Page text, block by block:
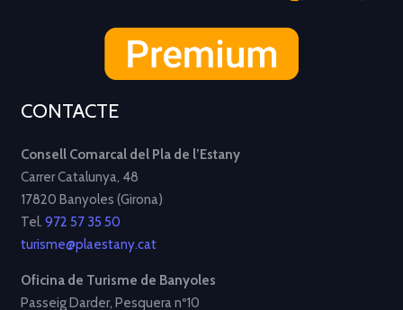
CONTACTE
Consell Comarcal del Pla de l’Estany
Carrer Catalunya, 48
17820 Banyoles (Girona)
Tel. 972 57 35 50
turisme@plaestany.cat
Oficina de Turisme de Banyoles
Passeig Darder, Pesquera nº10